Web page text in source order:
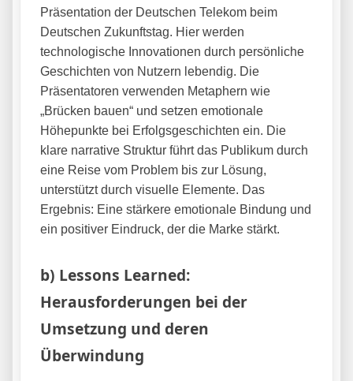
Präsentation der Deutschen Telekom beim
Deutschen Zukunftstag. Hier werden
technologische Innovationen durch persönliche
Geschichten von Nutzern lebendig. Die
Präsentatoren verwenden Metaphern wie
„Brücken bauen“ und setzen emotionale
Höhepunkte bei Erfolgsgeschichten ein. Die
klare narrative Struktur führt das Publikum durch
eine Reise vom Problem bis zur Lösung,
unterstützt durch visuelle Elemente. Das
Ergebnis: Eine stärkere emotionale Bindung und
ein positiver Eindruck, der die Marke stärkt.
b) Lessons Learned:
Herausforderungen bei der
Umsetzung und deren
Überwindung